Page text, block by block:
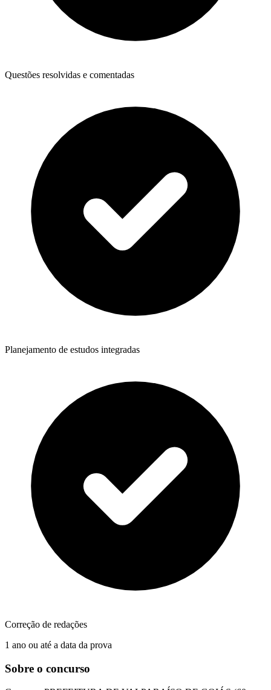
Questões resolvidas e comentadas
Planejamento de estudos integradas
Correção de redações
1 ano ou até a data da prova
Sobre o concurso